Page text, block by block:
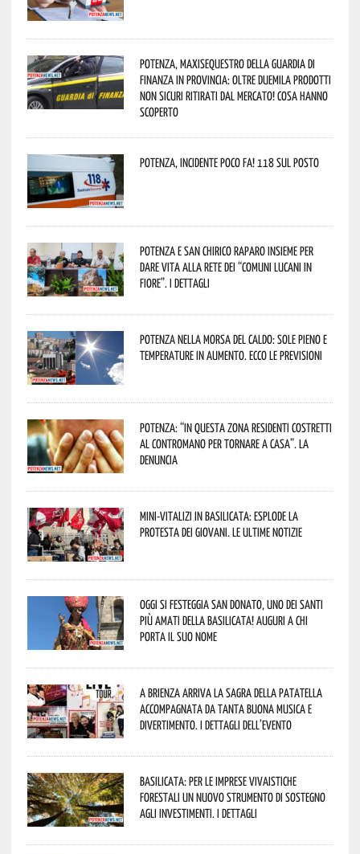
Potenza, maxisequestro della Guardia di
Finanza in provincia: oltre duemila prodotti
non sicuri ritirati dal mercato! Cosa hanno
scoperto
Potenza, incidente poco fa! 118 sul posto
Potenza e San Chirico Raparo insieme per
dare vita alla rete dei “Comuni Lucani in
Fiore”. I dettagli
Potenza nella morsa del caldo: sole pieno e
temperature in aumento. Ecco le previsioni
Potenza: “In questa zona residenti costretti
al contromano per tornare a casa”. La
denuncia
Mini-vitalizi in Basilicata: esplode la
protesta dei giovani. Le ultime notizie
Oggi si festeggia San Donato, uno dei Santi
più amati della Basilicata! Auguri a chi
porta il suo nome
A Brienza arriva la Sagra della Patatella
accompagnata da tanta buona musica e
divertimento. I dettagli dell’evento
Basilicata: per le imprese vivaistiche
forestali un nuovo strumento di sostegno
agli investimenti. I dettagli